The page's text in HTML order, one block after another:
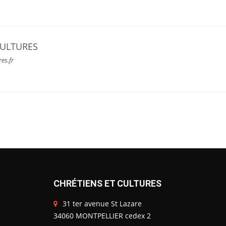
CHRÉTIENS ET CULTURES
31 ter avenue St Lazare
34060 MONTPELLIER cedex 2